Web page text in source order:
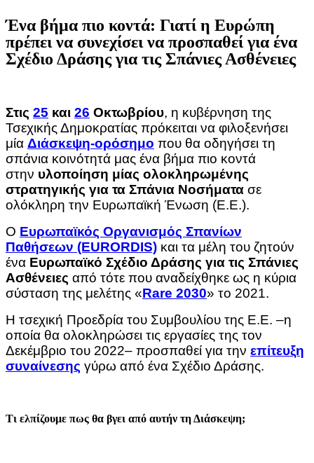
Ένα βήμα πιο κοντά: Γιατί η Ευρώπη
πρέπει να συνεχίσει να προσπαθεί για ένα
Σχέδιο Δράσης για τις Σπάνιες Ασθένειες
Στις 25 και 26 Οκτωβρίου, η κυβέρνηση της
Τσεχικής Δημοκρατίας πρόκειται να φιλοξενήσει
μία Διάσκεψη-ορόσημο που θα οδηγήσει τη
σπάνια κοινότητά μας ένα βήμα πιο κοντά
στην υλοποίηση μίας ολοκληρωμένης
στρατηγικής για τα Σπάνια Νοσήματα σε
ολόκληρη την Ευρωπαϊκή Ένωση (Ε.Ε.).
Ο Ευρωπαϊκός Οργανισμός Σπανίων
Παθήσεων (EURORDIS) και τα μέλη του ζητούν
ένα Ευρωπαϊκό Σχέδιο Δράσης για τις Σπάνιες
Ασθένειες από τότε που αναδείχθηκε ως η κύρια
σύσταση της μελέτης «Rare 2030» το 2021.
Η τσεχική Προεδρία του Συμβουλίου της Ε.Ε. –η
οποία θα ολοκληρώσει τις εργασίες της τον
Δεκέμβριο του 2022– προσπαθεί για την επίτευξη
συναίνεσης γύρω από ένα Σχέδιο Δράσης.
Τι ελπίζουμε πως θα βγει από αυτήν τη Διάσκεψη;